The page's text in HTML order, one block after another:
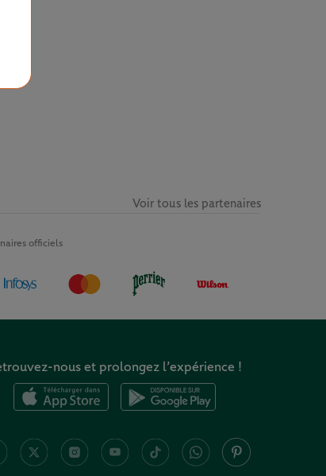
officiels
Voir tous les partenaires
nous et prolongez l’expérience !